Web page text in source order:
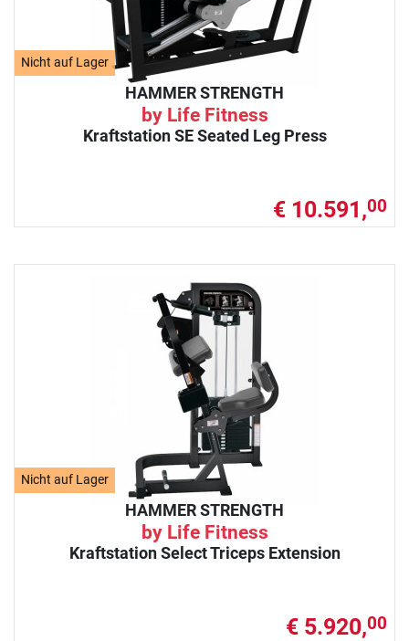
Nicht auf Lager
HAMMER STRENGTH
by Life Fitness
Kraftstation SE Seated Leg Press
€ 10.591,00
Nicht auf Lager
HAMMER STRENGTH
by Life Fitness
Kraftstation Select Triceps Extension
€ 5.920,00